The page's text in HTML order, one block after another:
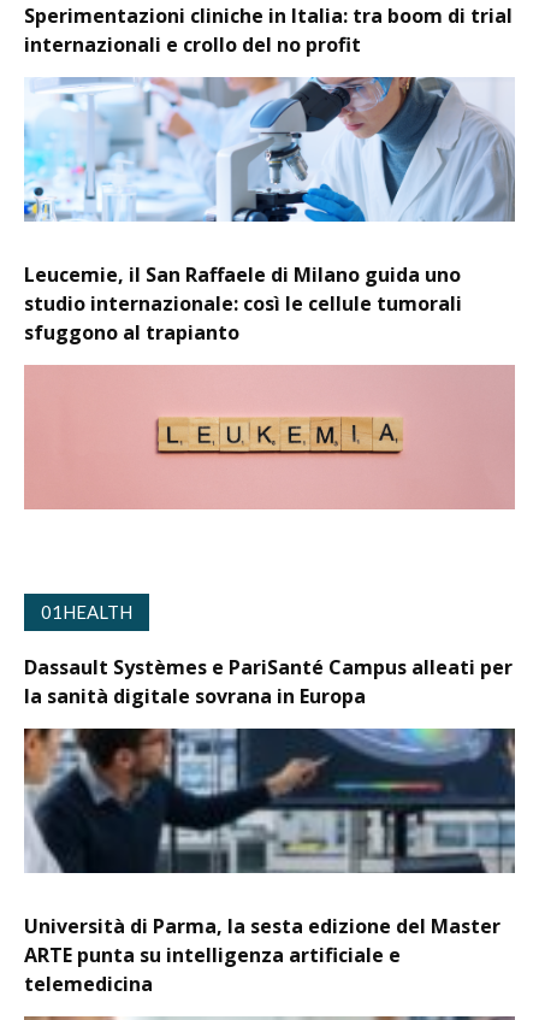
Sperimentazioni cliniche in Italia: tra boom di trial
internazionali e crollo del no profit
Leucemie, il San Raffaele di Milano guida uno
studio internazionale: così le cellule tumorali
sfuggono al trapianto
01HEALTH
Dassault Systèmes e PariSanté Campus alleati per
la sanità digitale sovrana in Europa
Università di Parma, la sesta edizione del Master
ARTE punta su intelligenza artificiale e
telemedicina